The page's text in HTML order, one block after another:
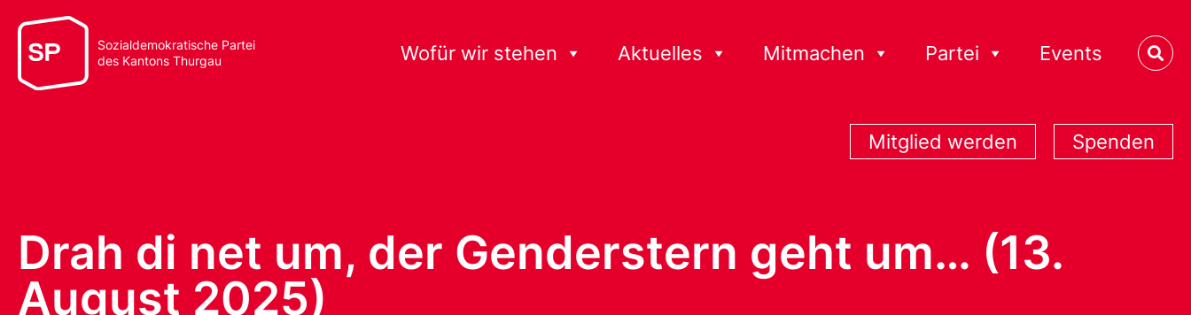
Sozialdemokratische Partei
des Kantons Thurgau
Wofür wir stehen Aktuelles Mitmachen Partei Events
Mitglied werden Spenden
Drah di net um, der Genderstern geht um… (13.
August 2025)